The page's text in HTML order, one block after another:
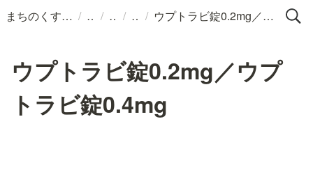
まちのくすりばこ / / / / ウプトラビ錠0.2mg／ウプトラビ錠0.4mg
ウプトラビ錠0.2mg／ウプ
トラビ錠0.4mg